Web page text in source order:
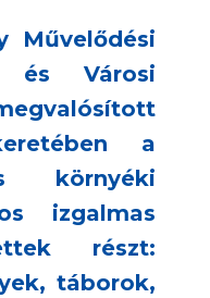
Művelődési
és Városi
a
környéki
izgalmas
részt:
táborok,